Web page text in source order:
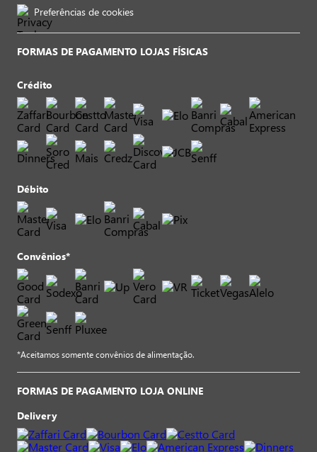
Preferências de cookies
FORMAS DE PAGAMENTO LOJAS FÍSICAS
Crédito
Débito
Convênios*
*Aceitamos somente convênios de alimentação.
FORMAS DE PAGAMENTO LOJA ONLINE
Delivery